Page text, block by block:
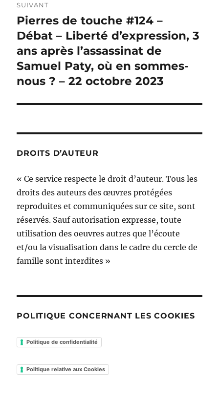
SUIVANT
Publication
suivante :
Pierres de touche #124 –
Débat – Liberté d’expression, 3
ans après l’assassinat de
Samuel Paty, où en sommes-
nous ? – 22 octobre 2023
DROITS D’AUTEUR
« Ce service respecte le droit d’auteur. Tous les
droits des auteurs des œuvres protégées
reproduites et communiquées sur ce site, sont
réservés. Sauf autorisation expresse, toute
utilisation des oeuvres autres que l’écoute
et/ou la visualisation dans le cadre du cercle de
famille sont interdites »
POLITIQUE CONCERNANT LES COOKIES
Politique de confidentialité
Politique relative aux Cookies